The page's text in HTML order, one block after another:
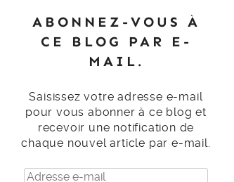
ABONNEZ-VOUS À
CE BLOG PAR E-
MAIL.
Saisissez votre adresse e-mail
pour vous abonner à ce blog et
recevoir une notification de
chaque nouvel article par e-mail.
Adresse